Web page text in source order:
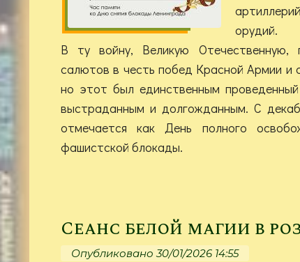
орудий.
В ту войну, Великую Отечественную,
салютов в честь побед Красной Армии и
но этот был единственным
выстраданным и долгожданным. С
отмечается как День полного
фашистской блокады.
Сеанс белой магии в
Опубликовано 30/01/2026 14:55